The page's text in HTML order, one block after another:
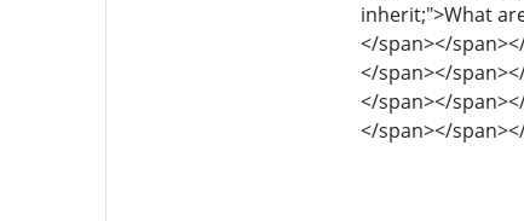
inherit;">What
</span></
</span></
</span></
</span></